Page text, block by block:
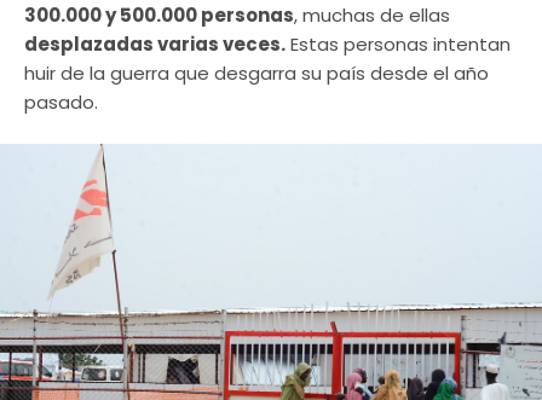
300.000 y 500.000 personas, muchas de ellas
desplazadas varias veces.Estas personas intentan
huir de la guerra que desgarra su país desde el año
pasado.